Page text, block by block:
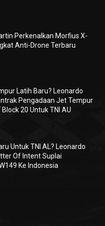
Perkenalkan Morfius X-
Anti-Drone Terbaru
Latih Baru? Leonardo
Pengadaan Jet Tempur
Block 20 Untuk TNI AU
Untuk TNI AL? Leonardo
Of Intent Suplai
Ke Indonesia